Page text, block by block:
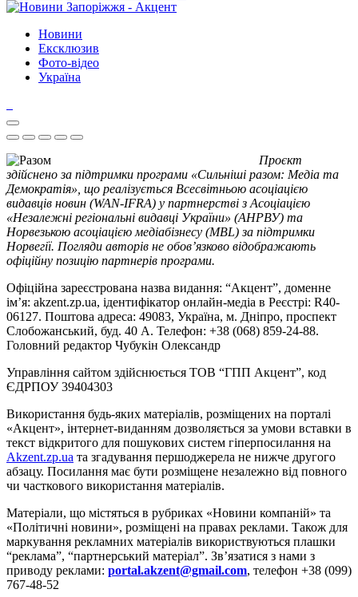
Новини
Ексклюзив
Фото-відео
Україна
Проєкт
здійснено за підтримки програми «Сильніші разом: Медіа та
Демократія», що реалізується Всесвітньою асоціацією
видавців новин (WAN-IFRA) у партнерстві з Асоціацією
«Незалежні регіональні видавці України» (АНРВУ) та
Норвезькою асоціацією медіабізнесу (MBL) за підтримки
Норвегії. Погляди авторів не обов’язково відображають
офіційну позицію партнерів програми.
Офіційна зареєстрована назва видання: “Акцент”, доменне
ім’я: akzent.zp.ua, ідентифікатор онлайн-медіа в Реєстрі: R40-
06127. Поштова адреса: 49083, Україна, м. Дніпро, проспект
Слобожанський, буд. 40 А. Телефон: +38 (068) 859-24-88.
Головний редактор Чубукін Олександр
Управління сайтом здійснюється ТОВ “ГПП Акцент”, код
ЄДРПОУ 39404303
Використання будь-яких матеріалів, розміщених на порталі
«Акцент», інтернет-виданням дозволяється за умови вставки в
текст відкритого для пошукових систем гіперпосилання на
Akzent.zp.ua та згадування першоджерела не нижче другого
абзацу. Посилання має бути розміщене незалежно від повного
чи часткового використання матеріалів.
Матеріали, що містяться в рубриках «Новини компаній» та
«Політичні новини», розміщені на правах реклами. Також для
маркування рекламних матеріалів використвуються плашки
“реклама”, “партнерський матеріал”. Зв’язатися з нами з
приводу реклами: portal.akzent@gmail.com, телефон +38 (099)
767-48-52